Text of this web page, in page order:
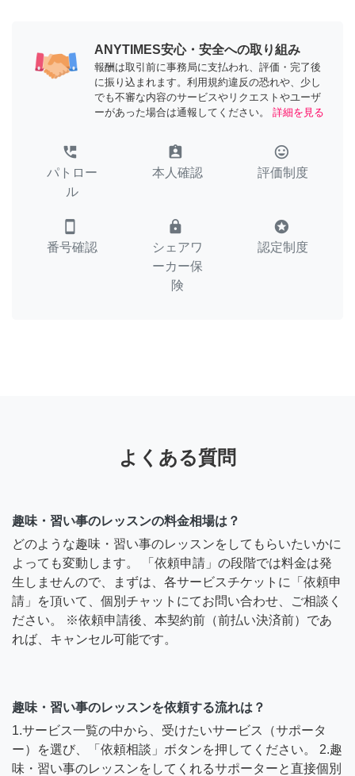
ANYTIMES安心・安全への取り組み
報酬は取引前に事務局に支払われ、評価・完了後
に振り込まれます。利用規約違反の恐れや、少し
でも不審な内容のサービスやリクエストやユーザ
ーがあった場合は通報してください。
詳細を見る
perm_phone_msg
パトロー
ル
assignment_ind
本人確認
tag_faces
評価制度
smartphone
番号確認
lock
シェアワ
ーカー保
険
stars
認定制度
よくある質問
趣味・習い事のレッスンの料金相場は？
どのような趣味・習い事のレッスンをしてもらいたいかに
よっても変動します。 「依頼申請」の段階では料金は発
生しませんので、まずは、各サービスチケットに「依頼申
請」を頂いて、個別チャットにてお問い合わせ、ご相談く
ださい。 ※依頼申請後、本契約前（前払い決済前）であ
れば、キャンセル可能です。
趣味・習い事のレッスンを依頼する流れは？
1.サービス一覧の中から、受けたいサービス（サポータ
ー）を選び、「依頼相談」ボタンを押してください。 2.趣
味・習い事のレッスンをしてくれるサポーターと直接個別